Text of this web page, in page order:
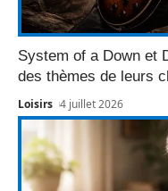
System of a Down et
des thèmes de leurs
Loisirs 4 juillet 2026